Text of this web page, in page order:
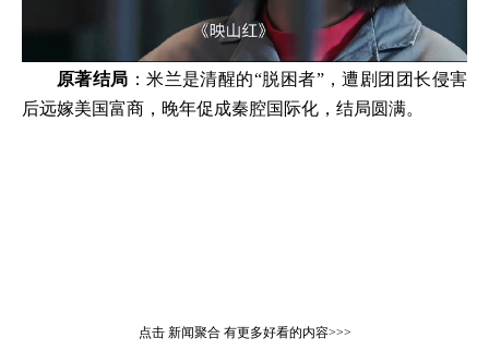
原著结局 ：米兰是清醒的“脱困者”，遭剧团团长侵害
后远嫁美国富商，晚年促成秦腔国际化，结局圆满。
点击 新闻聚合有更多好看的内容>>>